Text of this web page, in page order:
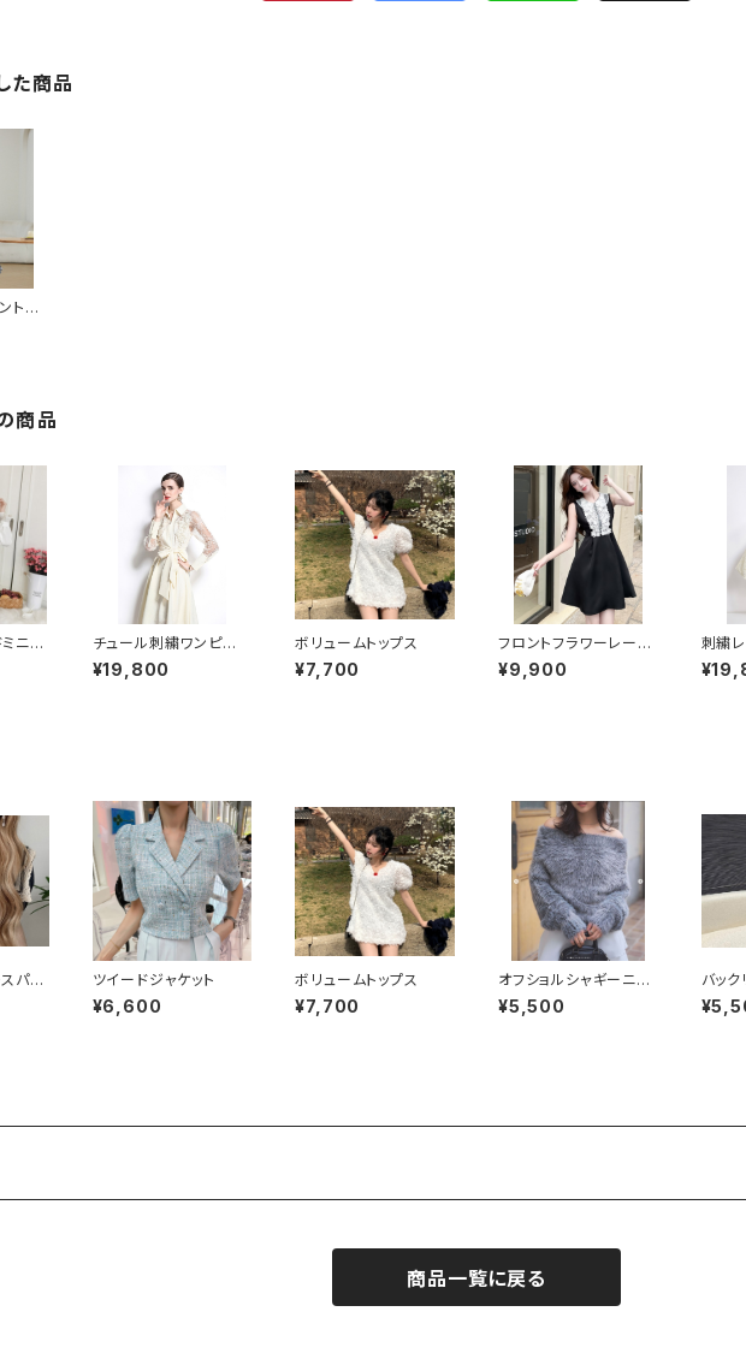
た商品
トフ
ース
商品
ニワ
チュール刺繍ワンピー
ス
¥19,800
ボリュームトップス
¥7,700
フロントフラワーレース
Aラインワンピース
¥9,900
刺繍
パフ
ツイードジャケット
¥6,600
ボリュームトップス
¥7,700
オフショルシャギーニッ
トトップス
¥5,500
バッ
ックブ
商品一覧に戻る